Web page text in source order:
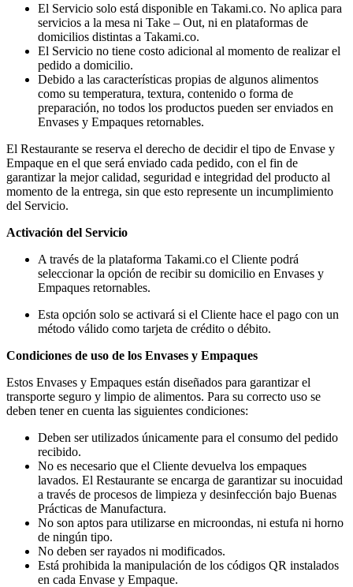
El Servicio solo está disponible en Takami.co. No aplica para
servicios a la mesa ni Take – Out, ni en plataformas de
domicilios distintas a Takami.co.
El Servicio no tiene costo adicional al momento de realizar el
pedido a domicilio.
Debido a las características propias de algunos alimentos
como su temperatura, textura, contenido o forma de
preparación, no todos los productos pueden ser enviados en
Envases y Empaques retornables.
El Restaurante se reserva el derecho de decidir el tipo de Envase y
Empaque en el que será enviado cada pedido, con el fin de
garantizar la mejor calidad, seguridad e integridad del producto al
momento de la entrega, sin que esto represente un incumplimiento
del Servicio.
Activación del Servicio
A través de la plataforma Takami.co el Cliente podrá
seleccionar la opción de recibir su domicilio en Envases y
Empaques retornables.
Esta opción solo se activará si el Cliente hace el pago con un
método válido como tarjeta de crédito o débito.
Condiciones de uso de los Envases y Empaques
Estos Envases y Empaques están diseñados para garantizar el
transporte seguro y limpio de alimentos. Para su correcto uso se
deben tener en cuenta las siguientes condiciones:
Deben ser utilizados únicamente para el consumo del pedido
recibido.
No es necesario que el Cliente devuelva los empaques
lavados. El Restaurante se encarga de garantizar su inocuidad
a través de procesos de limpieza y desinfección bajo Buenas
Prácticas de Manufactura.
No son aptos para utilizarse en microondas, ni estufa ni horno
de ningún tipo.
No deben ser rayados ni modificados.
Está prohibida la manipulación de los códigos QR instalados
en cada Envase y Empaque.